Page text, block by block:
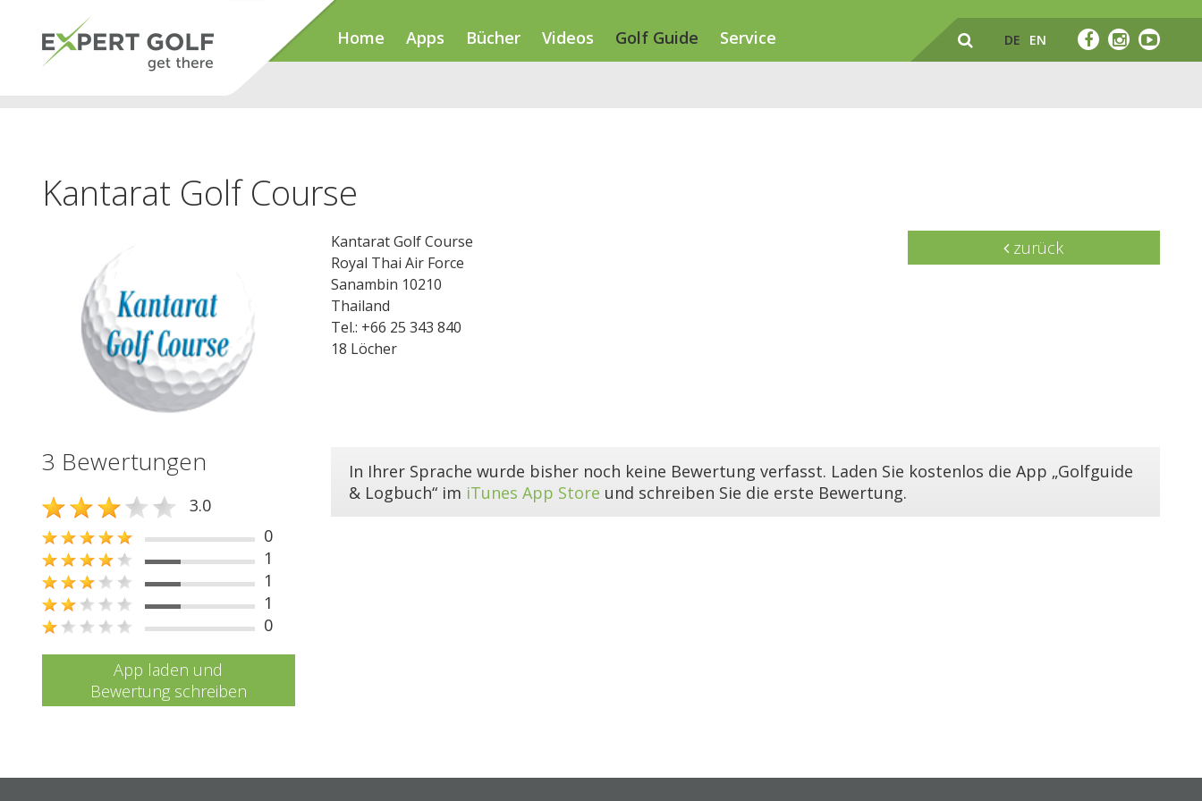
Home Apps Bücher Videos Golf Guide Service DE EN
Kantarat Golf Course
Kantarat Golf Course
Royal Thai Air Force
Sanambin 10210
Thailand
Tel.: +66 25 343 840
18 Löcher
zurück
3 Bewertungen
3.0
0
1
1
1
0
App laden und
Bewertung schreiben
In Ihrer Sprache wurde bisher noch keine Bewertung verfasst. Laden Sie kostenlos die App „Golfguide
& Logbuch“ im iTunes App Store und schreiben Sie die erste Bewertung.